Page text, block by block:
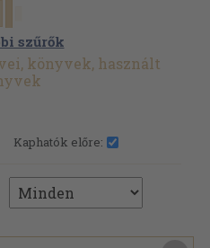
szűrők
könyvek, használt
Kaphatók előre: